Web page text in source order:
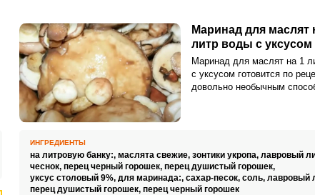
Маринад для маслят
литр воды с уксусом
Маринад для маслят на 1
с уксусом готовится по
довольно необычным
ИНГРЕДИЕНТЫ
на литровую банку:, маслята свежие, зонтики укропа, лавровый
чеснок, перец черный горошек, перец душистый горошек,
уксус столовый 9%, для маринада:, сахар-песок, соль, лавровый
перец душистый горошек, перец черный горошек